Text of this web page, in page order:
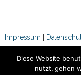
Impressum
Diese Website
nutzt, gehen